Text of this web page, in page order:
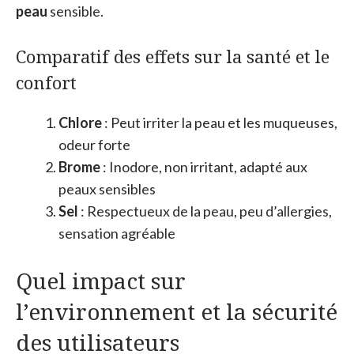
peau sensible.
Comparatif des effets sur la santé et le
confort
Chlore: Peut irriter la peau et les muqueuses,
odeur forte
Brome: Inodore, non irritant, adapté aux
peaux sensibles
Sel : Respectueux de la peau, peu d’allergies,
sensation agréable
Quel impact sur
l’environnement et la sécurité
des utilisateurs